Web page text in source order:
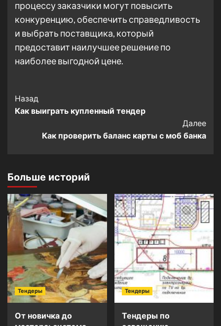
процессу заказчики могут повысить
конкуренцию, обеспечить справедливость
и выбрать поставщика, который
предоставит наилучшее решение по
наиболее выгодной цене.
Post
Navigation
Назад
Как выиграть купленный тендер
Далее
Как проверить баланс карты с моб банка
Больше историй
Тендеры
От новичка до
Тендеры
Тендеры по